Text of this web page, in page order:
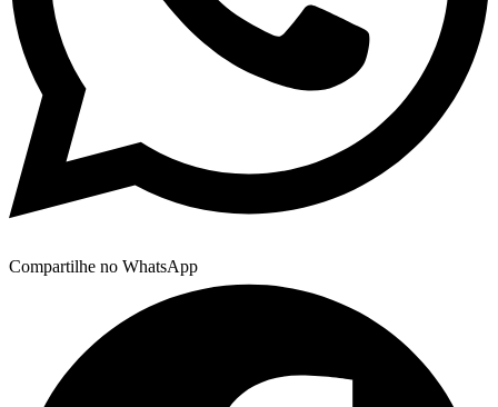
Compartilhe no WhatsApp